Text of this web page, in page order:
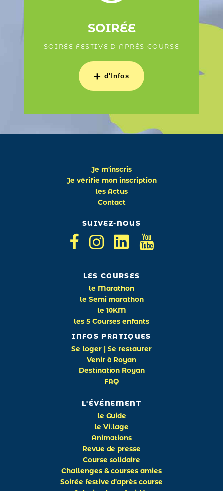
SOIRÉE
SOIRÉE FESTIVE D’APRÈS COURSE
+ d'Infos
Je m'inscris
Je vérifie mon inscription
les Actus
Contact
SUIVEZ-NOUS
LES COURSES
le Marathon
le Semi marathon
le 10KM
les 5 Courses enfants
INFOS PRATIQUES
Se loger | Se restaurer
Venir à Royan
Destination Royan
FAQ
L'ÉVÉNEMENT
le Guide
le Village
Animations
Revue de presse
Course solidaire
Challenges & courses amies
Soirée festive d'après course